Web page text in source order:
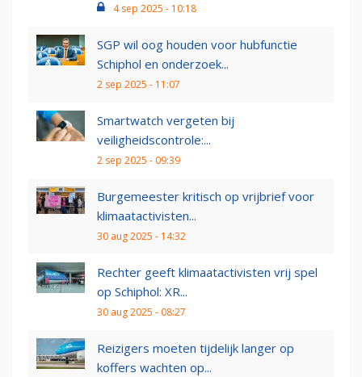
4 sep 2025 - 10:18
SGP wil oog houden voor hubfunctie
Schiphol en onderzoek...
2 sep 2025 - 11:07
Smartwatch vergeten bij
veiligheidscontrole:...
2 sep 2025 - 09:39
Burgemeester kritisch op vrijbrief voor
klimaatactivisten...
30 aug 2025 - 14:32
Rechter geeft klimaatactivisten vrij spel
op Schiphol: XR...
30 aug 2025 - 08:27
Reizigers moeten tijdelijk langer op
koffers wachten op...